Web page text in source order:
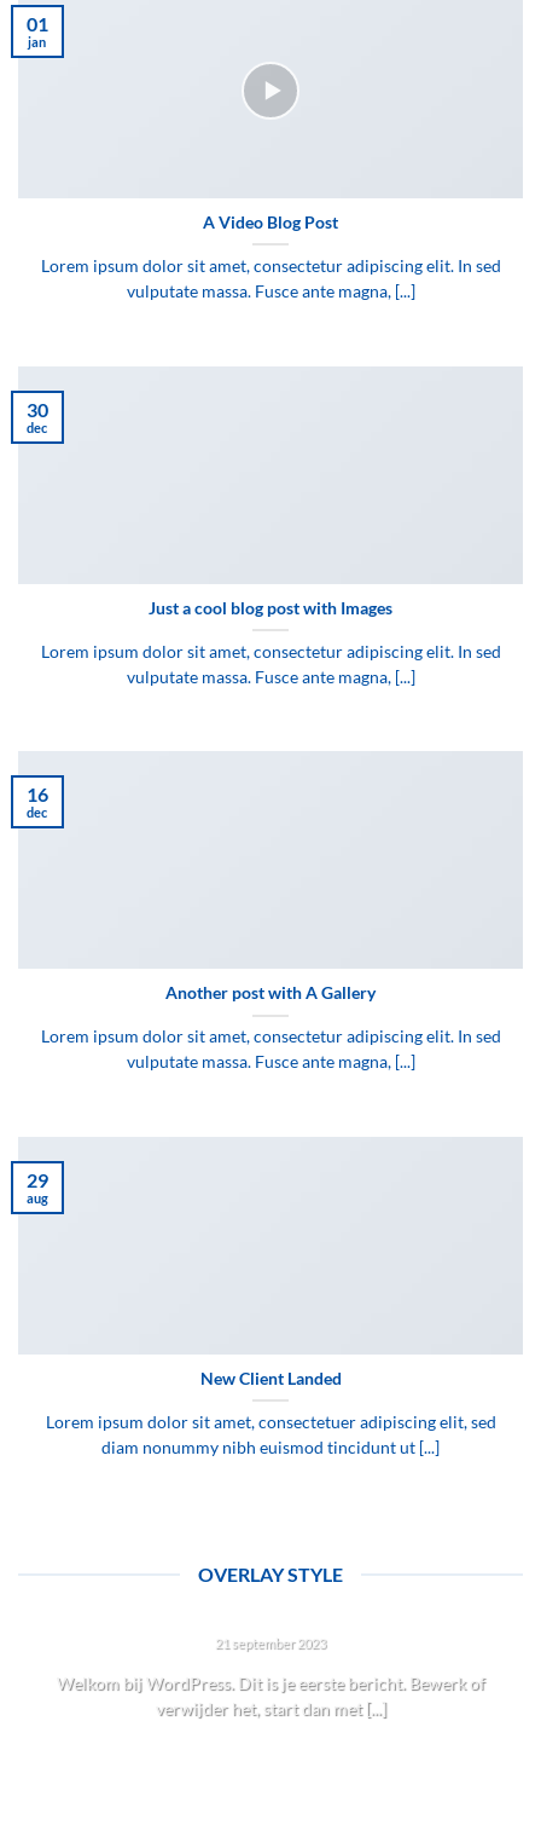
A Video Blog Post
Lorem ipsum dolor sit amet, consectetur adipiscing elit. In sed
vulputate massa. Fusce ante magna, [...]
01
jan
Just a cool blog post with Images
Lorem ipsum dolor sit amet, consectetur adipiscing elit. In sed
vulputate massa. Fusce ante magna, [...]
30
dec
Another post with A Gallery
Lorem ipsum dolor sit amet, consectetur adipiscing elit. In sed
vulputate massa. Fusce ante magna, [...]
16
dec
New Client Landed
Lorem ipsum dolor sit amet, consectetuer adipiscing elit, sed
diam nonummy nibh euismod tincidunt ut [...]
29
aug
OVERLAY STYLE
21 september 2023
Welkom bij WordPress. Dit is je eerste bericht. Bewerk of
verwijder het, start dan met [...]